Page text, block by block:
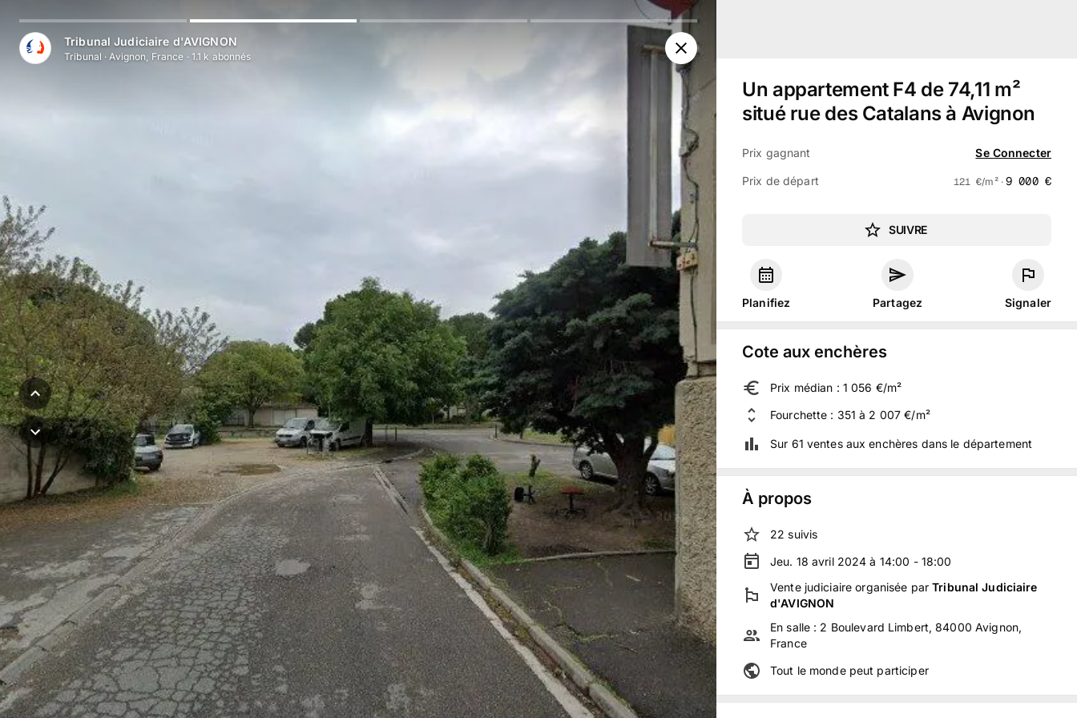
Tribunal Judiciaire d'AVIGNON
Tribunal ·Avignon, France · 1.1 k abonnés
Un appartement F4 de 74,11 m²
situé rue des Catalans à Avignon
Prix gagnant Se Connecter
Prix de départ 121 €/m² ·9 000 €
SUIVRE
Planifiez Partagez Signaler
Cote aux enchères
Prix médian : 1 056 €/m²
Fourchette : 351 à 2 007 €/m²
Sur 61 ventes aux enchères dans le département
À propos
22 suivis
Jeu. 18 avril 2024 à 14:00 - 18:00
Vente judiciaire organisée parTribunal Judiciaire
d'AVIGNON
En salle : 2 Boulevard Limbert, 84000 Avignon,
France
Tout le monde peut participer